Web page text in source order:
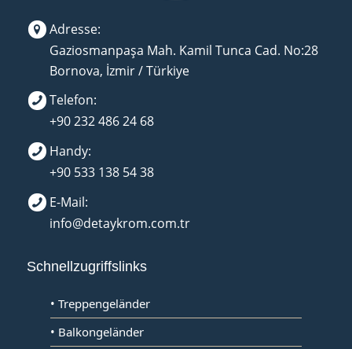
Adresse:
Gaziosmanpaşa Mah. Kamil Tunca Cad. No:28
Bornova, İzmir / Türkiye
Telefon:
+90 232 486 24 68
Handy:
+90 533 138 54 38
E-Mail:
info@detaykrom.com.tr
Schnellzugriffslinks
• Treppengeländer
• Balkongeländer